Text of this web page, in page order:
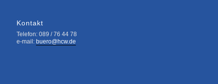
Kontakt
Telefon: 089 / 76 44 78
e-mail: buero@hcw.de